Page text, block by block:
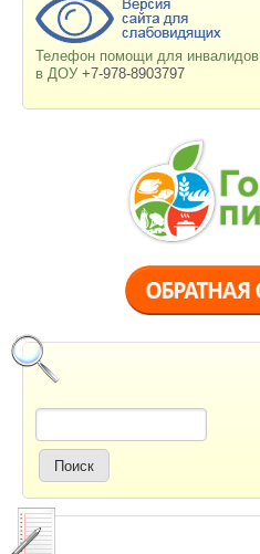
Телефон помощи для инвалидов
в ДОУ +7-978-8903797
Поиск